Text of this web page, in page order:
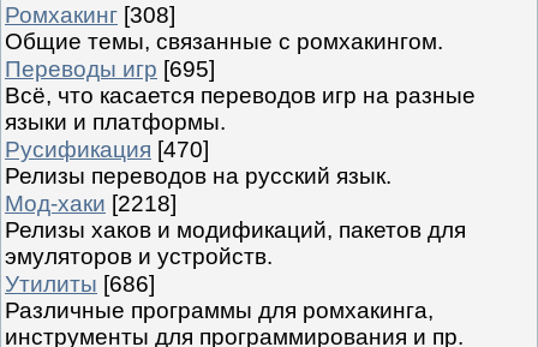
Ромхакинг [308]
Общие темы, связанные с ромхакингом.
Переводы игр [695]
Всё, что касается переводов игр на разные
языки и платформы.
Русификация [470]
Релизы переводов на русский язык.
Мод-хаки [2218]
Релизы хаков и модификаций, пакетов для
эмуляторов и устройств.
Утилиты [686]
Различные программы для ромхакинга,
инструменты для программирования и пр.